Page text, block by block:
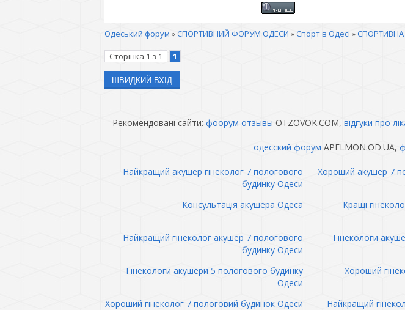
Одеський форум »СПОРТИВНИЙ ФОРУМ ОДЕСИ »Спорт в Одесі »СПОРТИВНА
Сторінка 1 з 1
1
Рекомендовані сайти: фоорум отзывы OTZOVOK.COM, відгуки про
одесский форум APELMON.OD.UA,
Найкращий акушер гінеколог 7 пологового
будинку Одеси
Хороший акушер 7
Консультація акушера Одеса
Кращі
Найкращий гінеколог акушер 7 пологового
будинку Одеси
Гінекологи
Гінекологи акушери 5 пологового будинку
Одеси
Хороший
Хороший гінеколог 7 пологовий будинок Одеси
Найкращий